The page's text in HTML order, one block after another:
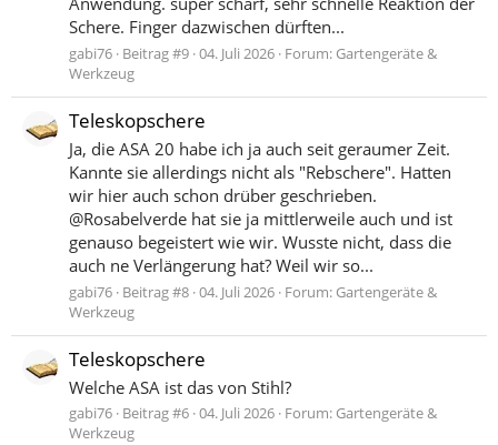
Schere. Finger dazwischen dürften...
gabi76 Beitrag #9 04. Juli 2026 Forum: Gartengeräte &
Werkzeug
Teleskopschere
Ja, die ASA 20 habe ich ja auch seit geraumer Zeit.
Kannte sie allerdings nicht als "Rebschere". Hatten
wir hier auch schon drüber geschrieben.
@Rosabelverde hat sie ja mittlerweile auch und ist
genauso begeistert wie wir. Wusste nicht, dass die
auch ne Verlängerung hat? Weil wir so...
gabi76 Beitrag #8 04. Juli 2026 Forum: Gartengeräte &
Werkzeug
Teleskopschere
Welche ASA ist das von Stihl?
gabi76 Beitrag #6 04. Juli 2026 Forum: Gartengeräte &
Werkzeug